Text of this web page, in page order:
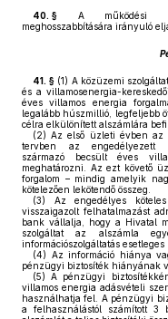
40. § A működési
meghosszabbítására irányuló
41. § (1) A közüzemi
és a villamosenergia-
éves villamos energia
legalább húszmillió, legfeljebb
célra elkülönített alszámlára
(2) Az első üzleti évben az
tervben az engedélyezett
származó becsült éves
meghatározni. Az ezt követő
forgalom – mindig amelyik
kötelezően lekötendő összeg.
(3) Az engedélyes
visszaigazolt felhatalmazást
bank vállalja, hogy a Hivatal
szolgáltat az alszámla
információszolgáltatás
(4) Az információ hiánya
pénzügyi biztosíték hiányának
(5) A pénzügyi
villamos energia adásvételi
használhatja fel. A pénzügyi
a felhasználástól számított